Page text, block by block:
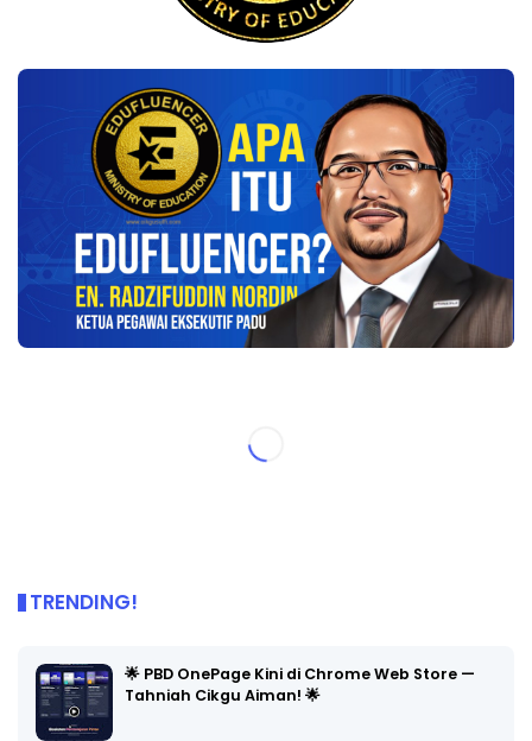
TRENDING!
🌟 PBD OnePage Kini di Chrome Web Store —
Tahniah Cikgu Aiman! 🌟